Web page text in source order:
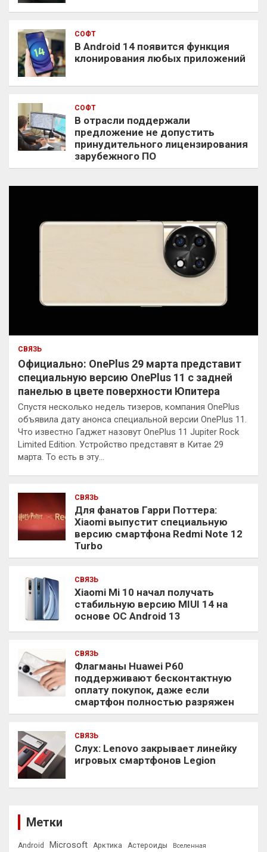
СОФТ
В Android 14 появится функция
клонирования любых приложений
СОФТ
В отрасли поддержали
предложение не допустить
принудительного лицензирования
зарубежного ПО
СВЯЗЬ
Официально: OnePlus 29 марта представит
специальную версию OnePlus 11 с задней
панелью в цвете поверхности Юпитера
Спустя несколько недель тизеров, компания OnePlus
объявила дату анонса специальной версии OnePlus 11.
Что известно Гаджет назовут OnePlus 11 Jupiter Rock
Limited Edition. Устройство представят в Китае 29
марта. То есть в эту…
СВЯЗЬ
Для фанатов Гарри Поттера:
Xiaomi выпустит специальную
версию смартфона Redmi Note 12
Turbo
СВЯЗЬ
Xiaomi Mi 10 начал получать
стабильную версию MIUI 14 на
основе ОС Android 13
СВЯЗЬ
Флагманы Huawei P60
поддерживают бесконтактную
оплату покупок, даже если
смартфон полностью разряжен
СВЯЗЬ
Слух: Lenovo закрывает линейку
игровых смартфонов Legion
Метки
Android Microsoft Арктика Астероиды Вселенная